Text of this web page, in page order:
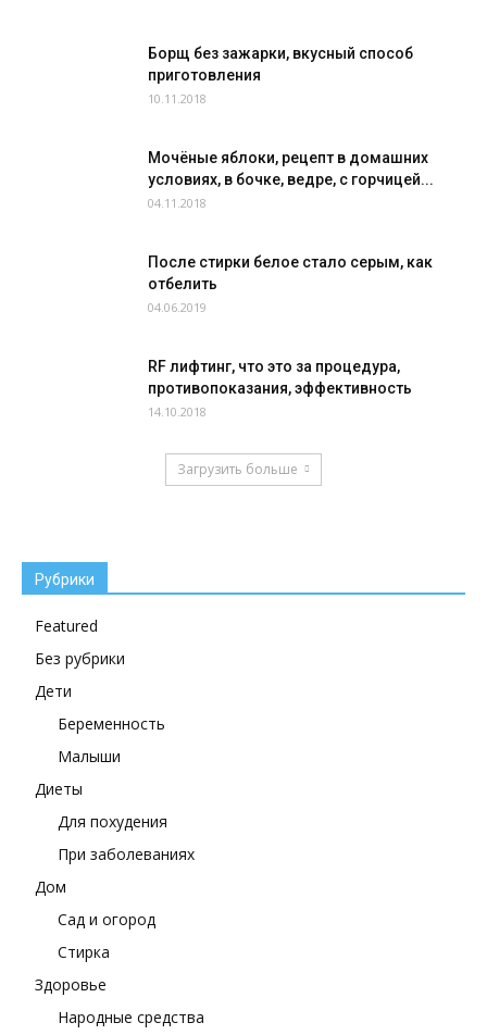
Борщ без зажарки, вкусный способ
приготовления
10.11.2018
Мочёные яблоки, рецепт в домашних
условиях, в бочке, ведре, с горчицей...
04.11.2018
После стирки белое стало серым, как
отбелить
04.06.2019
RF лифтинг, что это за процедура,
противопоказания, эффективность
14.10.2018
Загрузить больше
Рубрики
Featured
Без рубрики
Дети
Беременность
Малыши
Диеты
Для похудения
При заболеваниях
Дом
Сад и огород
Стирка
Здоровье
Народные средства